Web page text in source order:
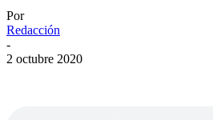
Por
Redacción
-
2 octubre 2020